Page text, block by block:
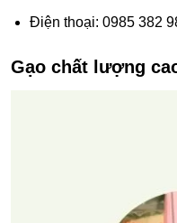
Điện thoại: 0985 382
Gạo chất lượng